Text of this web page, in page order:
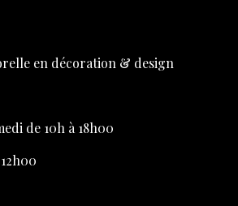
en décoration & design
de 10h à 18h00